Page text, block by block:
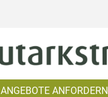
ANGEBOTE ANFORDERN